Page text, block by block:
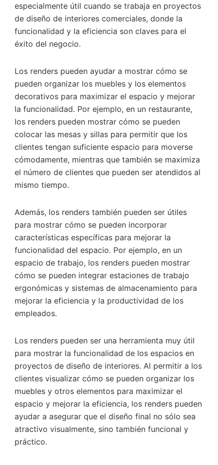
especialmente útil cuando se trabaja en proyectos
de diseño de interiores comerciales, donde la
funcionalidad y la eficiencia son claves para el
éxito del negocio.
Los renders pueden ayudar a mostrar cómo se
pueden organizar los muebles y los elementos
decorativos para maximizar el espacio y mejorar
la funcionalidad. Por ejemplo, en un restaurante,
los renders pueden mostrar cómo se pueden
colocar las mesas y sillas para permitir que los
clientes tengan suficiente espacio para moverse
cómodamente, mientras que también se maximiza
el número de clientes que pueden ser atendidos al
mismo tiempo.
Además, los renders también pueden ser útiles
para mostrar cómo se pueden incorporar
características específicas para mejorar la
funcionalidad del espacio. Por ejemplo, en un
espacio de trabajo, los renders pueden mostrar
cómo se pueden integrar estaciones de trabajo
ergonómicas y sistemas de almacenamiento para
mejorar la eficiencia y la productividad de los
empleados.
Los renders pueden ser una herramienta muy útil
para mostrar la funcionalidad de los espacios en
proyectos de diseño de interiores. Al permitir a los
clientes visualizar cómo se pueden organizar los
muebles y otros elementos para maximizar el
espacio y mejorar la eficiencia, los renders pueden
ayudar a asegurar que el diseño final no sólo sea
atractivo visualmente, sino también funcional y
práctico.